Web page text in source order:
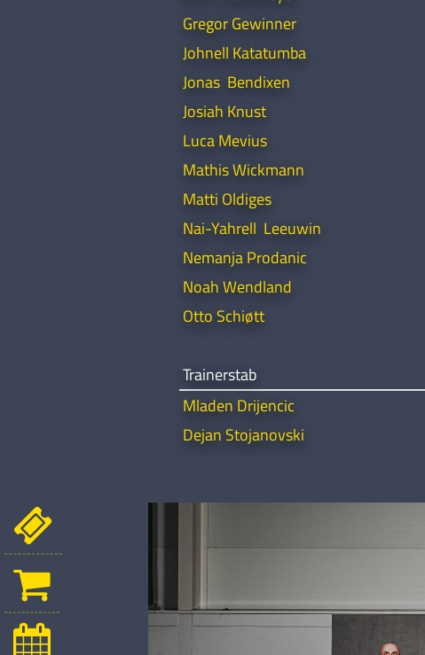
Gregor Gewinner
Johnell Katatumba
Jonas Bendixen
Josiah Knust
Luca Mevius
Mathis Wickmann
Matti Oldiges
Nai-Yahrell Leeuwin
Nemanja Prodanic
Noah Wendland
Otto Schiøtt
Trainerstab
Mladen Drijencic
Dejan Stojanovski